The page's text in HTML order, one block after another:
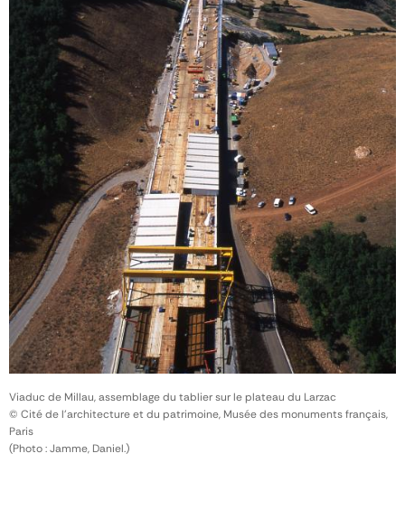
Viaduc de Millau, assemblage du tablier sur le plateau du Larzac
© Cité de l'architecture et du patrimoine, Musée des monuments français,
Paris
(Photo : Jamme, Daniel.)